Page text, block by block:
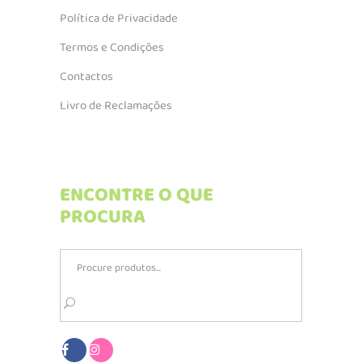
Política de Privacidade
Termos e Condições
Contactos
Livro de Reclamações
ENCONTRE O QUE
PROCURA